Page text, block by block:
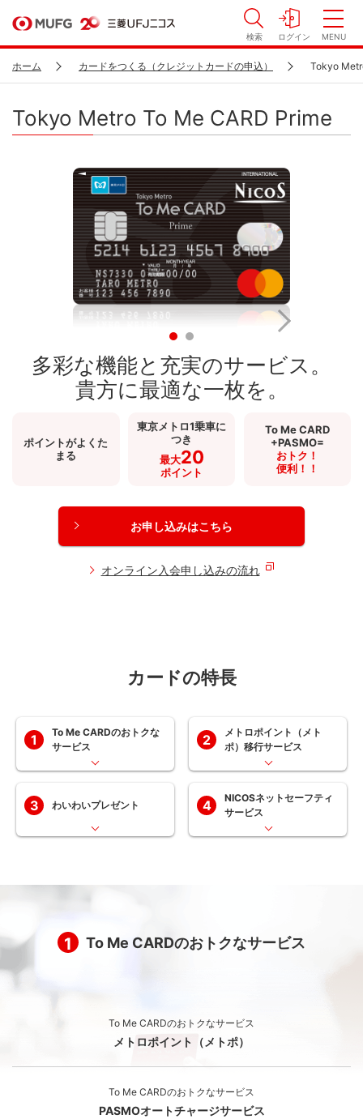
検索 ログイン MENU
ホーム カードをつくる（クレジットカードの申込） Tokyo
Tokyo Metro To Me CARD Prime
多彩な機能と充実のサービス。
貴方に最適な一枚を。
ポイントがよくた
まる
東京メトロ1乗車に
つき
最大20
ポイント
To Me CARD
+PASMO=
おトク！
便利！！
お申し込みはこちら
オンライン入会申し込みの流れ
カードの特長
1
To Me CARDのおトクな
サービス
2
メトロポイント（メト
ポ）移行サービス
3 わいわいプレゼント 4
NICOSネットセーフティ
サービス
1 To Me CARDのおトクなサービス
To Me CARDのおトクなサービス
メトロポイント（メトポ）
To Me CARDのおトクなサービス
PASMOオートチャージサービス